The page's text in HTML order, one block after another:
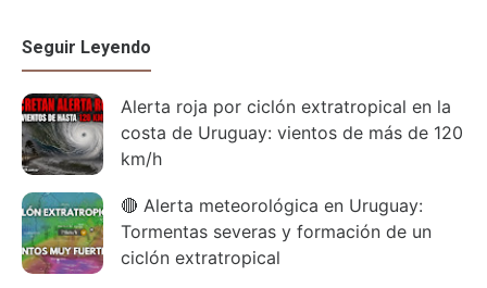
Seguir Leyendo
Alerta roja por ciclón extratropical en la
costa de Uruguay: vientos de más de 120
km/h
🔴 Alerta meteorológica en Uruguay:
Tormentas severas y formación de un
ciclón extratropical